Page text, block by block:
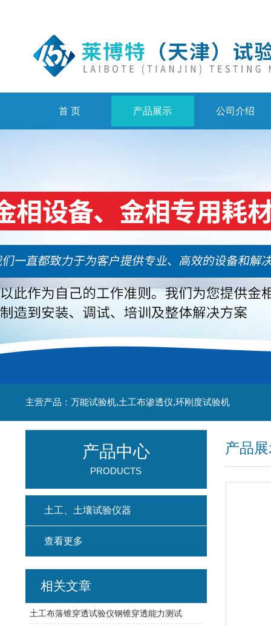
首 页 产品展示 公司介绍
主营产品：万能试验机,土工布渗透仪,环刚度试验机
产品
产品中心
PRODUCTS
土工、土壤试验仪器
查看更多
相关文章
土工布落锥穿透试验仪钢锥穿透能力测试